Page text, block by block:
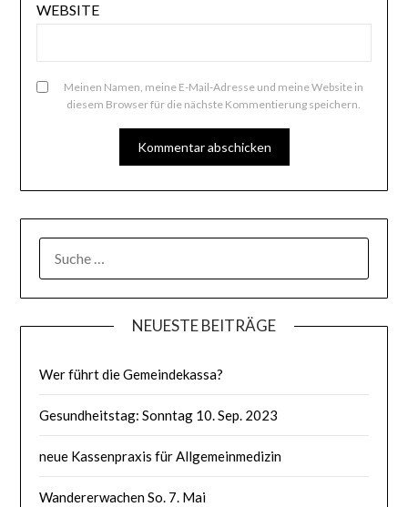
WEBSITE
Meinen Namen, meine E-Mail-Adresse und meine Website in
diesem Browser für die nächste Kommentierung speichern.
NACH:
NEUESTE BEITRÄGE
Wer führt die Gemeindekassa?
Gesundheitstag: Sonntag 10. Sep. 2023
neue Kassenpraxis für Allgemeinmedizin
Wandererwachen So. 7. Mai